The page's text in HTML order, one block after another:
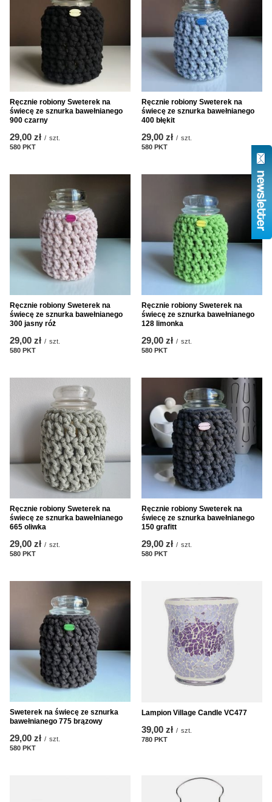
Ręcznie robiony Sweterek na
świecę ze sznurka bawełnianego
900 czarny
29,00 zł / szt.
580 PKT
Ręcznie robiony Sweterek na
świecę ze sznurka bawełnianego
400 błękit
29,00 zł / szt.
580 PKT
Ręcznie robiony Sweterek na
świecę ze sznurka bawełnianego
300 jasny róż
29,00 zł / szt.
580 PKT
Ręcznie robiony Sweterek na
świecę ze sznurka bawełnianego
128 limonka
29,00 zł / szt.
580 PKT
Ręcznie robiony Sweterek na
świecę ze sznurka bawełnianego
665 oliwka
29,00 zł / szt.
580 PKT
Ręcznie robiony Sweterek na
świecę ze sznurka bawełnianego
150 grafitt
29,00 zł / szt.
580 PKT
Sweterek na świecę ze sznurka
bawełnianego 775 brązowy
29,00 zł / szt.
580 PKT
Lampion Village Candle VC477
39,00 zł / szt.
780 PKT